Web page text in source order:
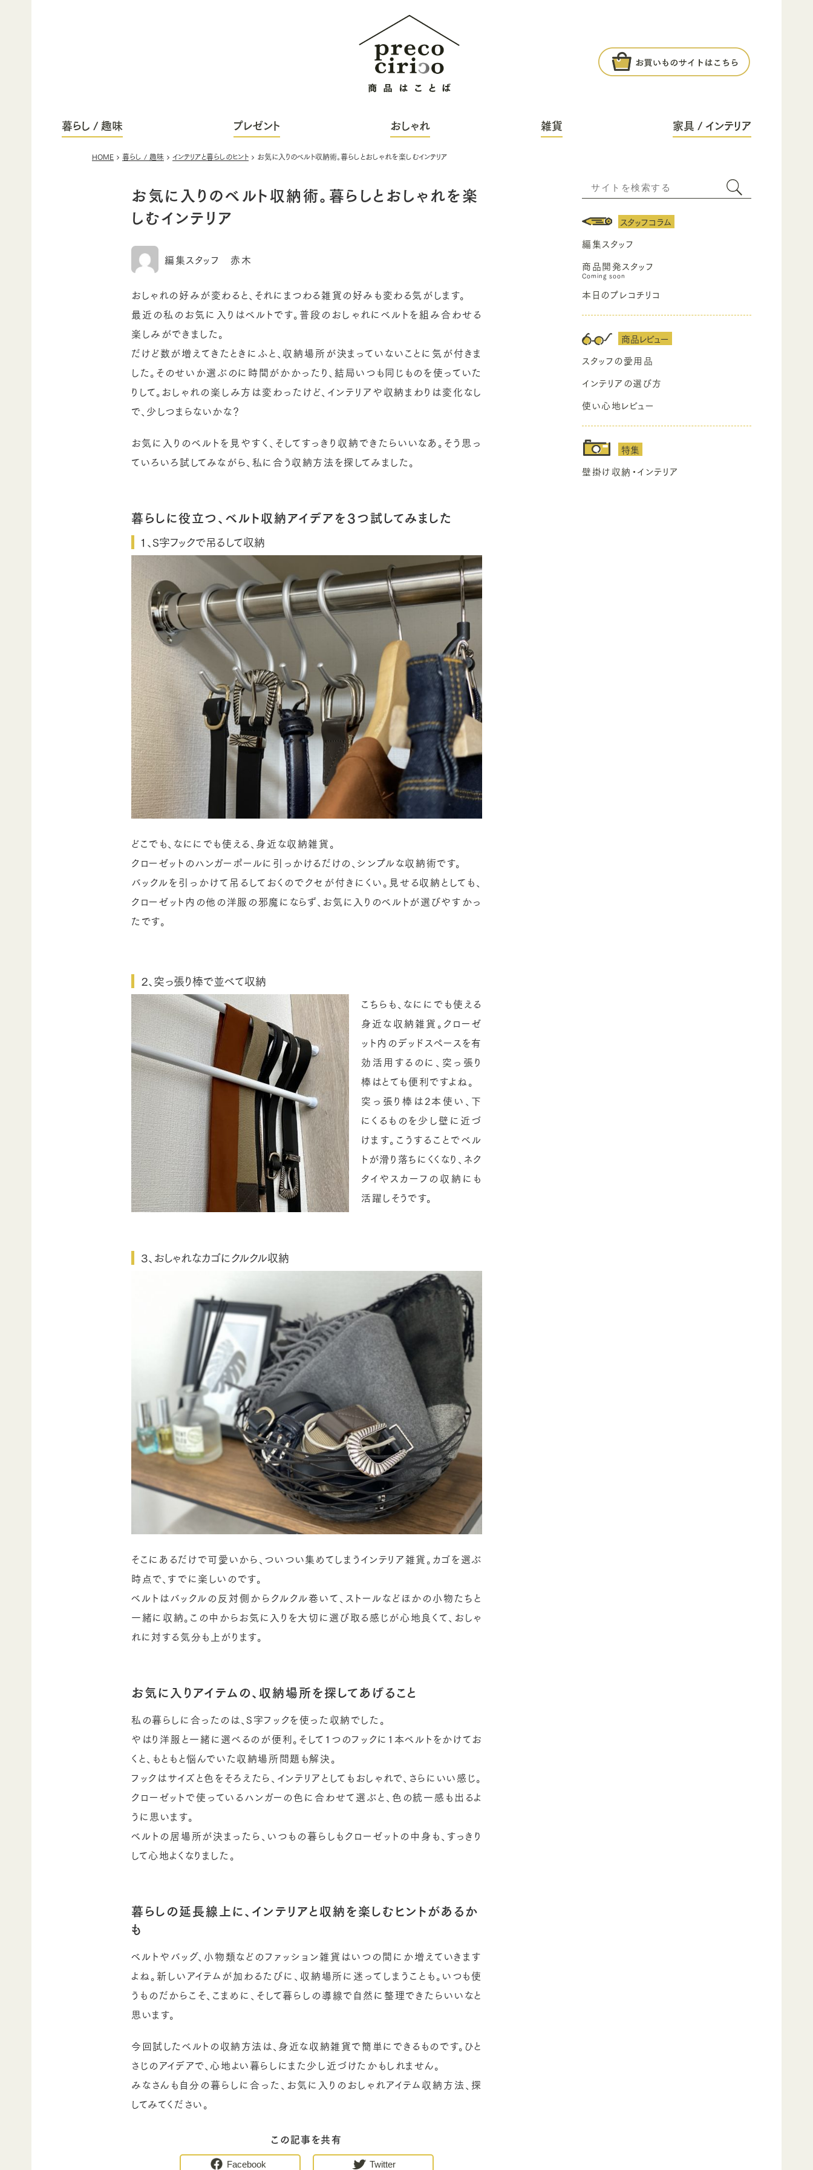
暮らし / 趣味 プレゼント おしゃれ 雑貨 家具 / インテリア
HOME 暮らし / 趣味 インテリアと暮らしのヒント お気に入りのベルト収納術。暮らしとおしゃれを楽しむインテリア
お気に入りのベルト収納術。暮らしとおしゃれを楽
しむインテリア
編集スタッフ 赤木
おしゃれの好みが変わると、それにまつわる雑貨の好みも変わる気がします。
最近の私のお気に入りはベルトです。普段のおしゃれにベルトを組み合わせる
楽しみができました。
だけど数が増えてきたときにふと、収納場所が決まっていないことに気が付きま
した。そのせいか選ぶのに時間がかかったり、結局いつも同じものを使っていた
りして。おしゃれの楽しみ方は変わったけど、インテリアや収納まわりは変化なし
で、少しつまらないかな？
お気に入りのベルトを見やすく、そしてすっきり収納できたらいいなあ。そう思っ
ていろいろ試してみながら、私に合う収納方法を探してみました。
暮らしに役立つ、ベルト収納アイデアを３つ試してみました
１、S字フックで吊るして収納
どこでも、なににでも使える、身近な収納雑貨。
クローゼットのハンガーポールに引っかけるだけの、シンプルな収納術です。
バックルを引っかけて吊るしておくのでクセが付きにくい。見せる収納としても、
クローゼット内の他の洋服の邪魔にならず、お気に入りのベルトが選びやすかっ
たです。
２、突っ張り棒で並べて収納
こちらも、なににでも使える
身近な収納雑貨。クローゼ
ット内のデッドスペースを有
効活用するのに、突っ張り
棒はとても便利ですよね。
突っ張り棒は2本使い、下
にくるものを少し壁に近づ
けます。こうすることでベル
トが滑り落ちにくくなり、ネク
タイやスカーフの収納にも
活躍しそうです。
３、おしゃれなカゴにクルクル収納
そこにあるだけで可愛いから、ついつい集めてしまうインテリア雑貨。カゴを選ぶ
時点で、すでに楽しいのです。
ベルトはバックルの反対側からクルクル巻いて、ストールなどほかの小物たちと
一緒に収納。この中からお気に入りを大切に選び取る感じが心地良くて、おしゃ
れに対する気分も上がります。
お気に入りアイテムの、収納場所を探してあげること
私の暮らしに合ったのは、S字フックを使った収納でした。
やはり洋服と一緒に選べるのが便利。そして１つのフックに1本ベルトをかけてお
くと、もともと悩んでいた収納場所問題も解決。
フックはサイズと色をそろえたら、インテリアとしてもおしゃれで、さらにいい感じ。
クローゼットで使っているハンガーの色に合わせて選ぶと、色の統一感も出るよ
うに思います。
ベルトの居場所が決まったら、いつもの暮らしもクローゼットの中身も、すっきり
して心地よくなりました。
暮らしの延長線上に、インテリアと収納を楽しむヒントがあるか
も
ベルトやバッグ、小物類などのファッション雑貨はいつの間にか増えていきます
よね。新しいアイテムが加わるたびに、収納場所に迷ってしまうことも。いつも使
うものだからこそ、こまめに、そして暮らしの導線で自然に整理できたらいいなと
思います。
今回試したベルトの収納方法は、身近な収納雑貨で簡単にできるものです。ひと
さじのアイデアで、心地よい暮らしにまた少し近づけたかもしれません。
みなさんも自分の暮らしに合った、お気に入りのおしゃれアイテム収納方法、探
してみてください。
この記事を共有
Facebook Twitter
スタッフコラム
編集スタッフ
商品開発スタッフ
本日のプレコチリコ
商品レビュー
スタッフの愛用品
インテリアの選び方
使い心地レビュー
特集
壁掛け収納・インテリア